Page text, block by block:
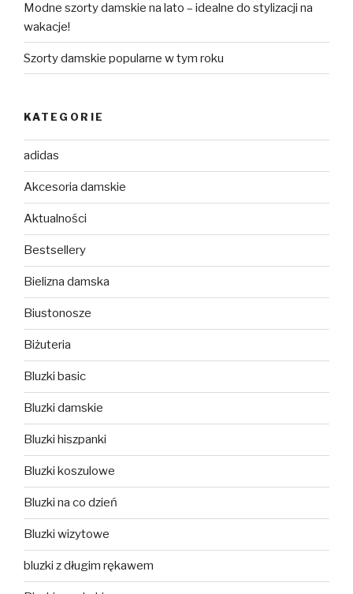
Modne szorty damskie na lato – idealne do stylizacji na
wakacje!
Szorty damskie popularne w tym roku
KATEGORIE
adidas
Akcesoria damskie
Aktualności
Bestsellery
Bielizna damska
Biustonosze
Biżuteria
Bluzki basic
Bluzki damskie
Bluzki hiszpanki
Bluzki koszulowe
Bluzki na co dzień
Bluzki wizytowe
bluzki z długim rękawem